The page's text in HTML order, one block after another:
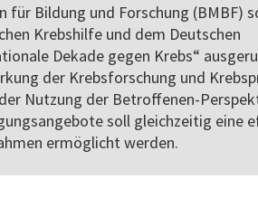
für Bildung und Forschung (BMBF)
Krebshilfe und dem Deutschen
Dekade gegen Krebs“
der Krebsforschung und
Nutzung der Betroffenen-
soll gleichzeitig eine
ermöglicht werden.